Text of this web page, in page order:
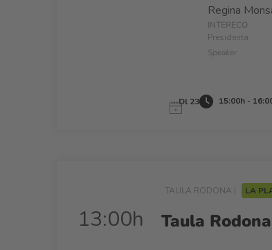
Regina
INTERECO
Presidenta
Speaker
Dl 23 15:00h -
13:00h
TAULA RODONA | LA
Taula